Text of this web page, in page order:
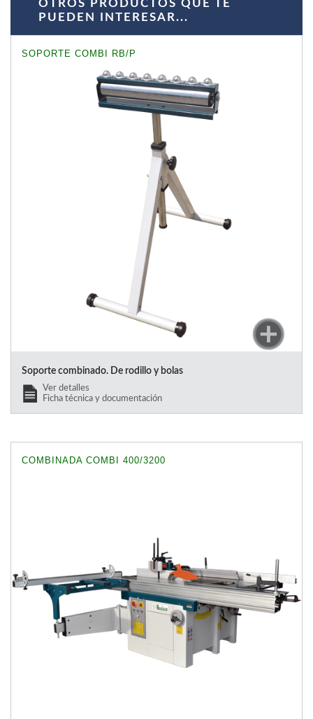
OTROS PRODUCTOS QUE TE
PUEDEN INTERESAR...
SOPORTE COMBI RB/P
Soporte combinado. De rodillo y bolas
Ver detalles
Ficha técnica y documentación
COMBINADA COMBI 400/3200